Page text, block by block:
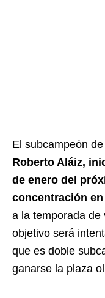
El subcampeón
Roberto Aláiz,
de enero del
concentración
a la temporada de
objetivo será
que es doble
ganarse la plaza